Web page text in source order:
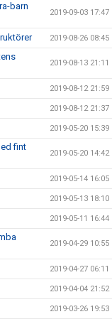
barn
2019-09-03 17:47
2019-08-26 08:45
2019-08-13 21:11
2019-08-12 21:59
2019-08-12 21:37
2019-05-20 15:39
fint
2019-05-20 14:42
2019-05-14 16:05
2019-05-13 18:10
2019-05-11 16:44
2019-04-29 10:55
2019-04-27 06:11
2019-04-04 21:52
2019-03-26 19:53